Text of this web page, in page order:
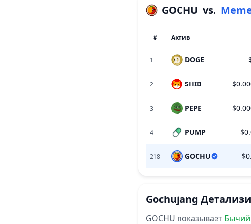
GOCHU vs. Meme
# Актив
1 DOGE
2 SHIB
3 PEPE
4 PUMP
218 GOCHU
Gochujang
GOCHU показывает Бычий